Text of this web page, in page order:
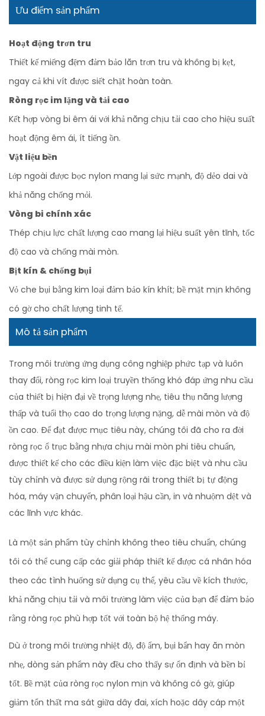
Ưu điểm sản phẩm
Hoạt động trơn tru
Thiết kế miếng đệm đảm bảo lăn trơn tru và không bị kẹt,
ngay cả khi vít được siết chặt hoàn toàn.
Ròng rọc im lặng và tải cao
Kết hợp vòng bi êm ái với khả năng chịu tải cao cho hiệu suất
hoạt động êm ái, ít tiếng ồn.
Vật liệu bền
Lớp ngoài được bọc nylon mang lại sức mạnh, độ dẻo dai và
khả năng chống mỏi.
Vòng bi chính xác
Thép chịu lực chất lượng cao mang lại hiệu suất yên tĩnh, tốc
độ cao và chống mài mòn.
Bịt kín & chống bụi
Vỏ che bụi bằng kim loại đảm bảo kín khít; bề mặt mịn không
có gờ cho chất lượng tinh tế.
Mô tả sản phẩm
Trong môi trường ứng dụng công nghiệp phức tạp và luôn
thay đổi, ròng rọc kim loại truyền thống khó đáp ứng nhu cầu
của thiết bị hiện đại về trọng lượng nhẹ, tiêu thụ năng lượng
thấp và tuổi thọ cao do trọng lượng nặng, dễ mài mòn và độ
ồn cao. Để đạt được mục tiêu này, chúng tôi đã cho ra đời
ròng rọc ổ trục bằng nhựa chịu mài mòn phi tiêu chuẩn,
được thiết kế cho các điều kiện làm việc đặc biệt và nhu cầu
tùy chỉnh và được sử dụng rộng rãi trong thiết bị tự động
hóa, máy vận chuyển, phân loại hậu cần, in và nhuộm dệt và
các lĩnh vực khác.
Là một sản phẩm tùy chỉnh không theo tiêu chuẩn, chúng
tôi có thể cung cấp các giải pháp thiết kế được cá nhân hóa
theo các tình huống sử dụng cụ thể, yêu cầu về kích thước,
khả năng chịu tải và môi trường làm việc của bạn để đảm bảo
rằng ròng rọc phù hợp tốt với toàn bộ hệ thống máy.
Dù ở trong môi trường nhiệt độ, độ ẩm, bụi bẩn hay ăn mòn
nhẹ, dòng sản phẩm này đều cho thấy sự ổn định và bền bỉ
tốt. Bề mặt của ròng rọc nylon mịn và không có gờ, giúp
giảm tổn thất ma sát giữa dây đai, xích hoặc dây cáp một